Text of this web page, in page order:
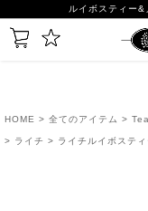
ルイボスティー
HOME > 全てのアイテム > Tea
> ライチ > ライチルイボステ